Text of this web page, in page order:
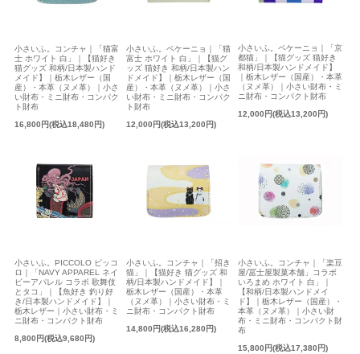
小さいふ。コンチャ｜「猫富
士 ホワイト 白」｜【猫好き
猫グッズ 和柄/日本製ハンド
メイド】｜栃木レザー（国
産）・本革（ヌメ革）｜小さ
い財布・ミニ財布・コンパク
ト財布
16,800円(税込18,480円)
小さいふ。ペケーニョ｜「猫
富士 ホワイト 白」｜【猫グ
ッズ 猫好き 和柄/日本製ハン
ドメイド】｜栃木レザー（国
産）・本革（ヌメ革）｜小さ
い財布・ミニ財布・コンパク
ト財布
12,000円(税込13,200円)
小さいふ。ペケーニョ｜「京
都猫」｜【猫グッズ 猫好き
和柄/日本製ハンドメイド】
｜栃木レザー（国産）・本革
（ヌメ革）｜小さい財布・ミ
ニ財布・コンパクト財布
12,000円(税込13,200円)
小さいふ。PICCOLO ピッコ
ロ｜「NAVY APPAREL ネイ
ビーアパレル コラボ 歌舞伎
とタコ」｜【魚好き 釣り好
き/日本製ハンドメイド】｜
栃木レザー｜小さい財布・ミ
ニ財布・コンパクト財布
8,800円(税込9,680円)
小さいふ。コンチャ｜「招き
猫」｜【猫好き 猫グッズ 和
柄/日本製ハンドメイド】｜
栃木レザー（国産）・本革
（ヌメ革）｜小さい財布・ミ
ニ財布・コンパクト財布
14,800円(税込16,280円)
小さいふ。コンチャ｜「楽豆
屋/冨士屋製菓本舗」コラボ
いろまめ ホワイト 白」｜
【和柄/日本製ハンドメイ
ド】｜栃木レザー（国産）・
本革（ヌメ革）｜小さい財
布・ミニ財布・コンパクト財
布
15,800円(税込17,380円)